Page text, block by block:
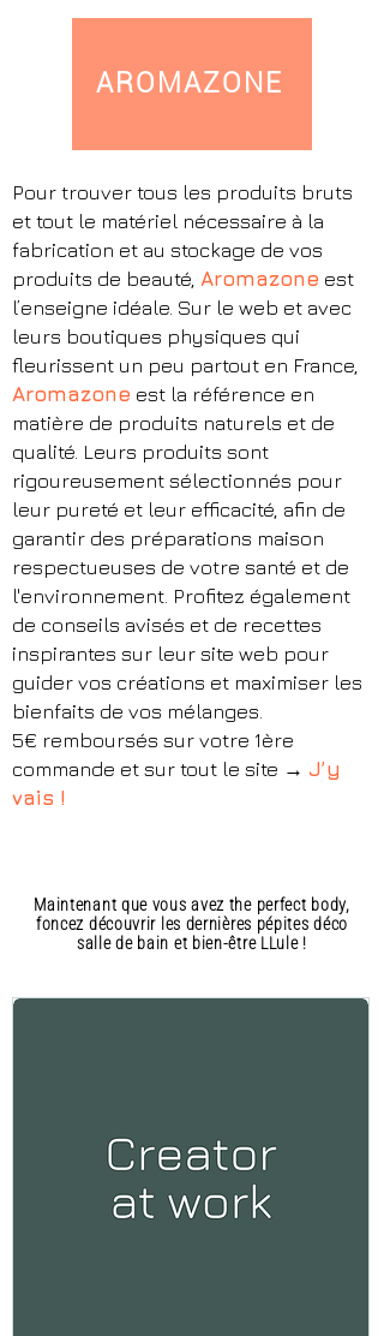
AROMAZONE
Pour trouver tous les produits bruts
et tout le matériel nécessaire à la
fabrication et au stockage de vos
produits de beauté, Aromazone est
l’enseigne idéale. Sur le web et avec
leurs boutiques physiques qui
fleurissent un peu partout en France,
Aromazone est la référence en
matière de produits naturels et de
qualité. Leurs produits sont
rigoureusement sélectionnés pour
leur pureté et leur efficacité, afin de
garantir des préparations maison
respectueuses de votre santé et de
l'environnement. Profitez également
de conseils avisés et de recettes
inspirantes sur leur site web pour
guider vos créations et maximiser les
bienfaits de vos mélanges.
5€ remboursés sur votre 1ère
commande et sur tout le site → J’y
vais !
Maintenant que vous avez the perfect body,
foncez découvrir les dernières pépites déco
salle de bain et bien-être LLule !